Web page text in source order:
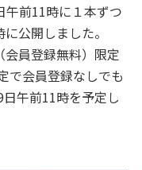
午前11時に１本ずつ
公開しました。
会員登録無料）限定
で会員登録なしでも
午前11時を予定し